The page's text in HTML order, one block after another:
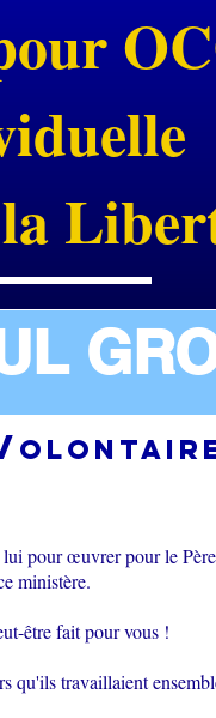
lui pour œuvrer pour le
ministère.
être fait pour vous !
qu'ils travaillaient